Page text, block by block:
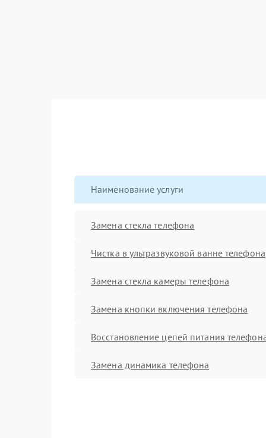
Наименование услуги
Замена стекла телефона
Чистка в ультразвуковой ванне телефона
Замена стекла камеры телефона
Замена кнопки включения телефона
Восстановление цепей питания
Замена динамика телефона